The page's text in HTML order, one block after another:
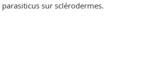
sur sclérodermes.